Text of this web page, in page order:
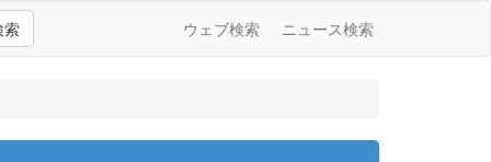
索 ウェブ検索 ニュース検索